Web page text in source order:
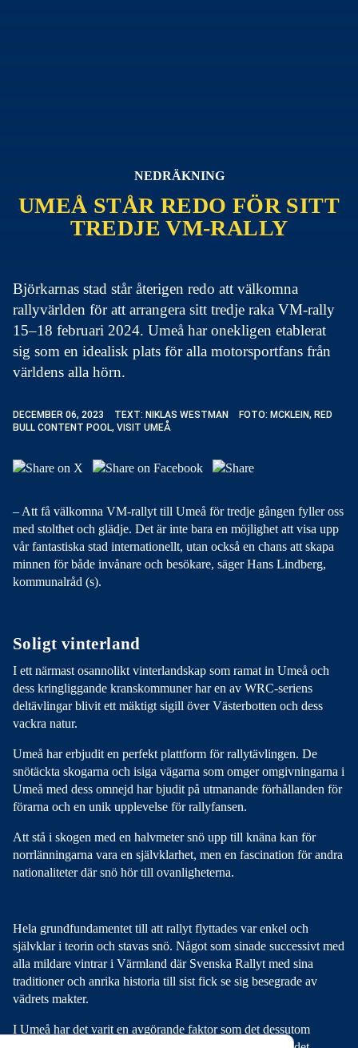
NEDRÄKNING
UMEÅ STÅR REDO FÖR SITT
TREDJE VM-RALLY
Björkarnas stad står återigen redo att välkomna
rallyvärlden för att arrangera sitt tredje raka VM-rally
15–18 februari 2024. Umeå har onekligen etablerat
sig som en idealisk plats för alla motorsportfans från
världens alla hörn.
DECEMBER 06, 2023 TEXT: NIKLAS WESTMAN
FOTO: MCKLEIN, RED
BULL CONTENT POOL, VISIT UMEÅ
– Att få välkomna VM-rallyt till Umeå för tredje gången fyller oss
med stolthet och glädje. Det är inte bara en möjlighet att visa upp
vår fantastiska stad internationellt, utan också en chans att skapa
minnen för både invånare och besökare, säger Hans Lindberg,
kommunalråd (s).
Soligt vinterland
I ett närmast osannolikt vinterlandskap som ramat in Umeå och
dess kringliggande kranskommuner har en av WRC-seriens
deltävlingar blivit ett mäktigt sigill över Västerbotten och dess
vackra natur.
Umeå har erbjudit en perfekt plattform för rallytävlingen. De
snötäckta skogarna och isiga vägarna som omger omgivningarna i
Umeå med dess omnejd har bjudit på utmanande förhållanden för
förarna och en unik upplevelse för rallyfansen.
Att stå i skogen med en halvmeter snö upp till knäna kan för
norrlänningarna vara en självklarhet, men en fascination för andra
nationaliteter där snö hör till ovanligheterna.
Hela grundfundamentet till att rallyt flyttades var enkel och
självklar i teorin och stavas snö. Något som sinade successivt med
alla mildare vintrar i Värmland där Svenska Rallyt med sina
traditioner och anrika historia till sist fick se sig besegrade av
vädrets makter.
I Umeå har det varit en avgörande faktor som det dessutom